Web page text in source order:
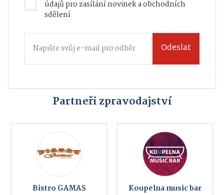
údajůpro zasílání novinek a obchodních
sdělení
Odeslat
Partneři zpravodajství
Bistro GAMAS Koupelna music bar